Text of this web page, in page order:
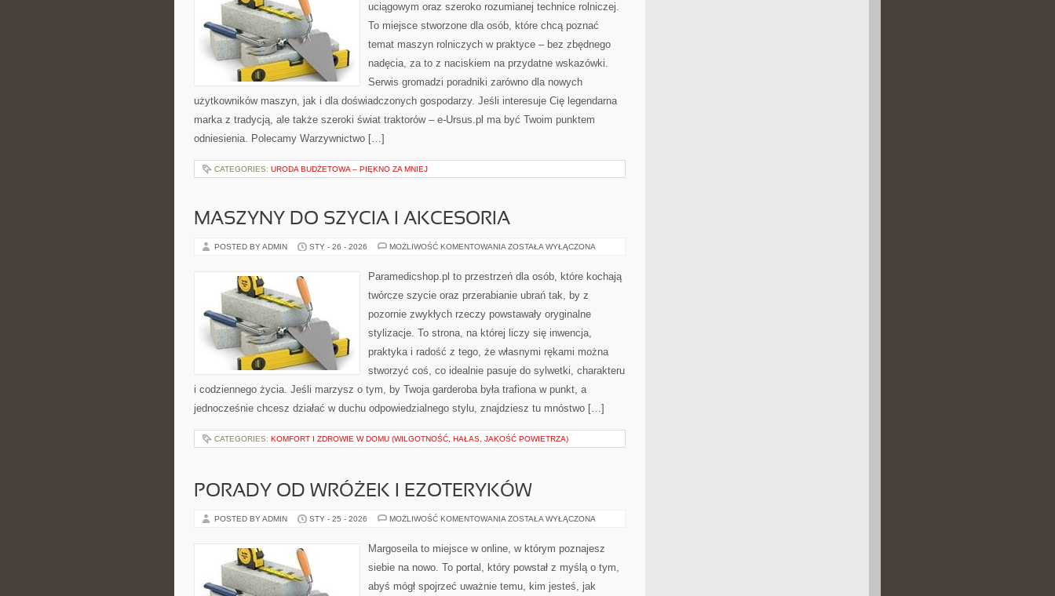
uciągowym oraz szeroko rozumianej technice rolniczej.
To miejsce stworzone dla osób, które chcą poznać
temat maszyn rolniczych w praktyce – bez zbędnego
nadęcia, za to z naciskiem na przydatne wskazówki.
Serwis gromadzi poradniki zarówno dla nowych
użytkowników maszyn, jak i dla doświadczonych gospodarzy. Jeśli interesuje Cię legendarna
marka z tradycją, ale także szeroki świat traktorów – e-Ursus.pl ma być Twoim punktem
odniesienia. Polecamy Warzywnictwo […]
CATEGORIES: URODA BUDŻETOWA – PIĘKNO ZA MNIEJ
MASZYNY DO SZYCIA I AKCESORIA
POSTED BY ADMIN STY - 26 - 2026 MOŻLIWOŚĆ KOMENTOWANIA MASZYNY
AKCESORIA
ZOSTAŁA WYŁĄCZONA
Paramedicshop.pl to przestrzeń dla osób, które kochają
twórcze szycie oraz przerabianie ubrań tak, by z
pozornie zwykłych rzeczy powstawały oryginalne
stylizacje. To strona, na której liczy się inwencja,
praktyka i radość z tego, że własnymi rękami można
stworzyć coś, co idealnie pasuje do sylwetki, charakteru
i codziennego życia. Jeśli marzysz o tym, by Twoja garderoba była trafiona w punkt, a
jednocześnie chcesz działać w duchu odpowiedzialnego stylu, znajdziesz tu mnóstwo […]
CATEGORIES: KOMFORT I ZDROWIE W DOMU (WILGOTNOŚĆ, HAŁAS, JAKOŚĆ POWIETRZA)
PORADY OD WRÓŻEK I EZOTERYKÓW
POSTED BY ADMIN STY - 25 - 2026 MOŻLIWOŚĆ KOMENTOWANIA PORADY
EZOTERYKÓW
ZOSTAŁA WYŁĄCZONA
Margoseila to miejsce w online, w którym poznajesz
siebie na nowo. To portal, który powstał z myślą o tym,
abyś mógł spojrzeć uważnie temu, kim jesteś, jak